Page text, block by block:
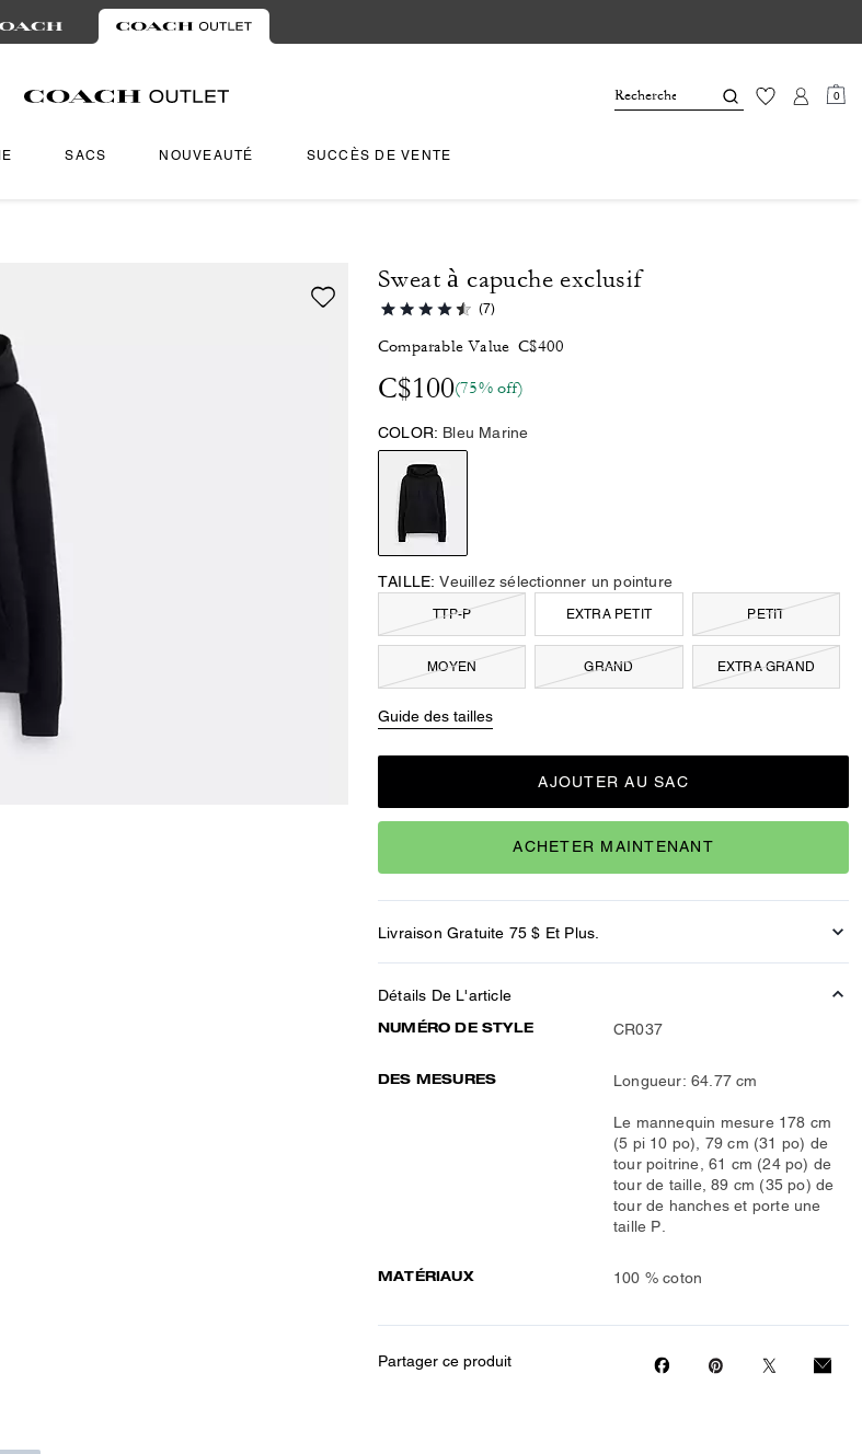
0
SACS NOUVEAUTÉ SUCCÈS DE VENTE
Sweat à capuche exclusif
(7)
Comparable Value C$400
C$100(75% off)
COLOR: Bleu Marine
TAILLE: Veuillez sélectionner un pointure
TTP-P EXTRA PETIT PETIT
MOYEN GRAND EXTRA GRAND
Guide des tailles
AJOUTER AU SAC
ACHETER MAINTENANT
Livraison Gratuite 75 $ Et Plus.
Détails De L'article
NUMÉRO DE STYLE CR037
DES MESURES Longueur: 64.77 cm
Le mannequin mesure 178 cm
(5 pi 10 po), 79 cm (31 po) de
tour poitrine, 61 cm (24 po) de
tour de taille, 89 cm (35 po) de
tour de hanches et porte une
taille P.
MATÉRIAUX 100 % coton
Partager ce produit